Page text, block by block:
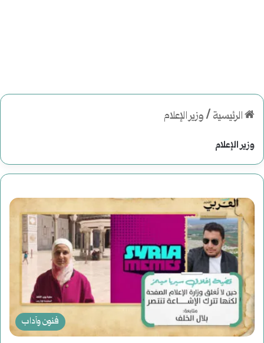
الرئيسية /وزير الإعلام
وزير الإعلام
فنون وآداب